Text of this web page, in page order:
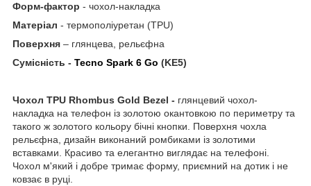
Форм-фактор - чохол-накладка
Матеріал - термополіуретан (TPU)
Поверхня – глянцева, рельєфна
Сумісність - Tecno Spark 6 Go (KE5)
Чохол TPU Rhombus Gold Bezel - глянцевий чохол-
накладка на телефон із золотою окантовкою по периметру та
такого ж золотого кольору бічні кнопки. Поверхня чохла
рельєфна, дизайн виконаний ромбиками із золотими
вставками. Красиво та елегантно виглядає на телефоні.
Чохол м'який і добре тримає форму, приємний на дотик і не
ковзає в руці.